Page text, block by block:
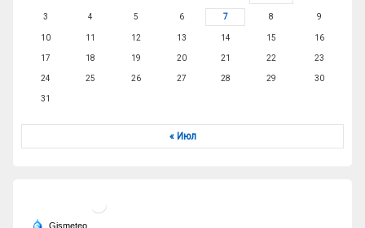
3 4 5 6 7 8 9
10 11 12 13 14 15 16
17 18 19 20 21 22 23
24 25 26 27 28 29 30
31
« Июл